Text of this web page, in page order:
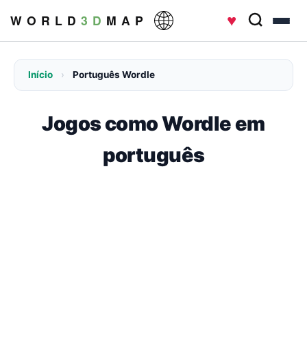
W O R L D 3 D M A P ♥
Início › Português Wordle
Jogos como Wordle em
português